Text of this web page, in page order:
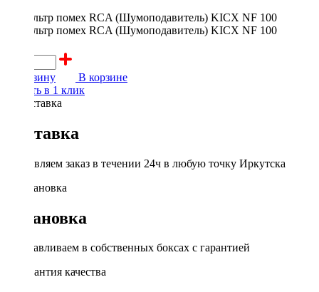
В корзину
В корзине
Купить в 1 клик
Доставка
Доставляем заказ в течении 24ч в любую точку Иркутска
Установка
Устанавливаем в собственных боксах с гарантией